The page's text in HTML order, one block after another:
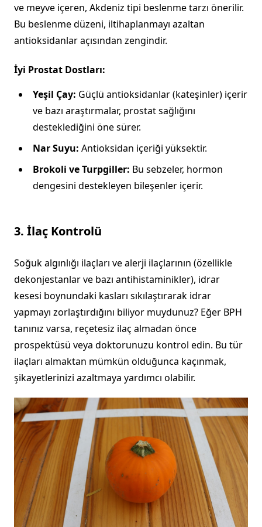
ve meyve içeren, Akdeniz tipi beslenme tarzı önerilir.
Bu beslenme düzeni, iltihaplanmayı azaltan
antioksidanlar açısından zengindir.
İyi Prostat Dostları:
Yeşil Çay: Güçlü antioksidanlar (kateşinler) içerir
ve bazı araştırmalar, prostat sağlığını
desteklediğini öne sürer.
Nar Suyu: Antioksidan içeriği yüksektir.
Brokoli ve Turpgiller: Bu sebzeler, hormon
dengesini destekleyen bileşenler içerir.
3. İlaç Kontrolü
Soğuk algınlığı ilaçları ve alerji ilaçlarının (özellikle
dekonjestanlar ve bazı antihistaminikler), idrar
kesesi boynundaki kasları sıkılaştırarak idrar
yapmayı zorlaştırdığını biliyor muydunuz? Eğer BPH
tanınız varsa, reçetesiz ilaç almadan önce
prospektüsü veya doktorunuzu kontrol edin. Bu tür
ilaçları almaktan mümkün olduğunca kaçınmak,
şikayetlerinizi azaltmaya yardımcı olabilir.